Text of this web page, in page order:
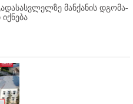
მანქანის დგომა-